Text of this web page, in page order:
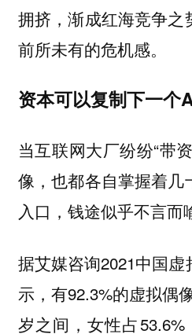
拥挤，渐成红海竞争
前所未有的危机感。
资本可以复制下一个
当互联网大厂纷纷“带
像，也都各自掌握着几
入口，钱途似乎不言而
据艾媒咨询2021中国
示，有92.3%的虚拟偶
岁之间，女性占53.6%